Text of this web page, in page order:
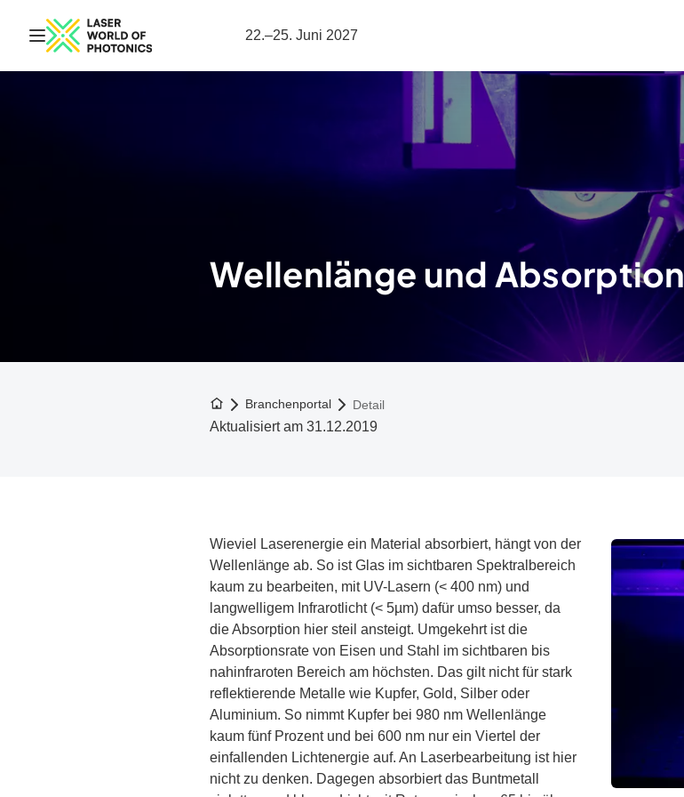
Navigation öffnen 22.–25. Juni 2027
Wellenlänge und Absorption
Zur Startseite
Branchenportal Detail
Aktualisiert am 31.12.2019
Wieviel Laserenergie ein Material absorbiert, hängt von der
Wellenlänge ab. So ist Glas im sichtbaren Spektralbereich
kaum zu bearbeiten, mit UV-Lasern (< 400 nm) und
langwelligem Infrarotlicht (< 5µm) dafür umso besser, da
die Absorption hier steil ansteigt. Umgekehrt ist die
Absorptionsrate von Eisen und Stahl im sichtbaren bis
nahinfraroten Bereich am höchsten. Das gilt nicht für stark
reflektierende Metalle wie Kupfer, Gold, Silber oder
Aluminium. So nimmt Kupfer bei 980 nm Wellenlänge
kaum fünf Prozent und bei 600 nm nur ein Viertel der
einfallenden Lichtenergie auf. An Laserbearbeitung ist hier
nicht zu denken. Dagegen absorbiert das Buntmetall